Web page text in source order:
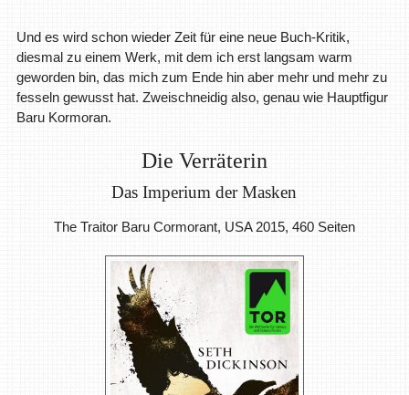
Und es wird schon wieder Zeit für eine neue Buch-Kritik,
diesmal zu einem Werk, mit dem ich erst langsam warm
geworden bin, das mich zum Ende hin aber mehr und mehr zu
fesseln gewusst hat. Zweischneidig also, genau wie Hauptfigur
Baru Kormoran.
Die Verräterin
Das Imperium der Masken
The Traitor Baru Cormorant, USA 2015, 460 Seiten